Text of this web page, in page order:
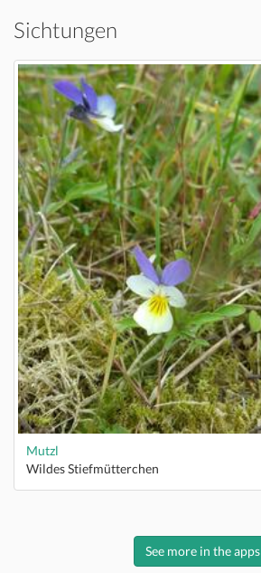
Sichtungen
Mutzl
Wildes Stiefmütterchen
See more in the apps